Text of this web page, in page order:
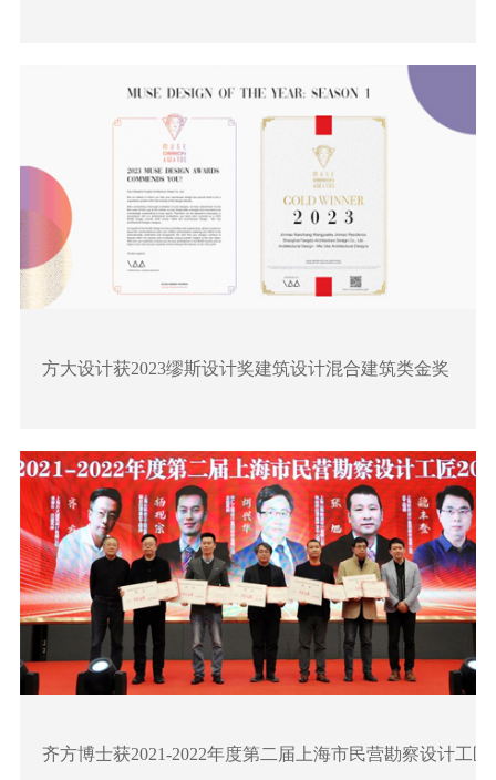
方大设计获2023缪斯设计奖建筑设计混合建筑类金奖
齐方博士获2021-2022年度第二届上海市民营勘察设计工匠